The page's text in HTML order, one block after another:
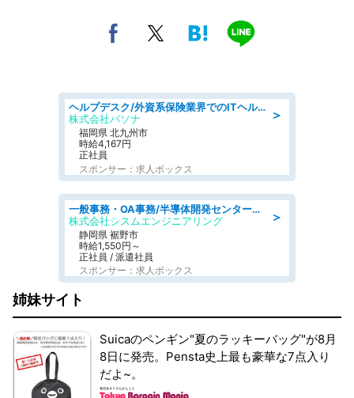
＞
ヘルプデスク/外資系保険業界でのITヘルプデスク業務/駅近/即日勤務可/ヘルプデスク
株式会社パソナ
福岡県 北九州市
時給4,167円
正社員
スポンサー：求人ボックス
＞
一般事務・OA事務/半導体開発センター内で事務&軽作業スタッフ、募集
株式会社シスムエンジニアリング
静岡県 裾野市
時給1,550円～
正社員 / 派遣社員
スポンサー：求人ボックス
姉妹サイト
Suicaのペンギン"夏のラッキーバッグ"が8月
8日に発売。Pensta史上最も豪華な7点入り
だよ~。